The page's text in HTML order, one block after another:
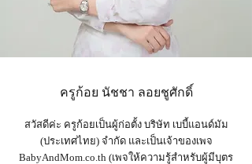
ครูก้อย นัชชา ลอยชูศักดิ์
สวัสดีค่ะ ครูก้อยเป็นผู้ก่อตั้ง บริษัท เบบี้แอนด์มัม
(ประเทศไทย) จำกัด และเป็นเจ้าของเพจ
BabyAndMom.co.th (เพจให้ความรู้สำหรับผู้มีบุตร